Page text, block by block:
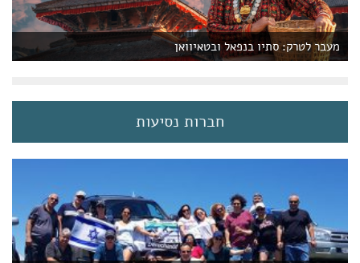
מעבר לטרק: סתיו בנפאל ובטאיוואן
חברות נסיעות